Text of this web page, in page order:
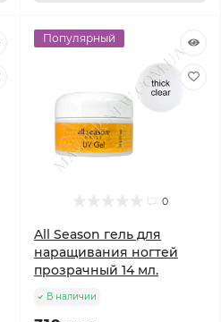
Популярный
0
All Season гель для
наращивания ногтей
прозрачный 14 мл.
В наличии